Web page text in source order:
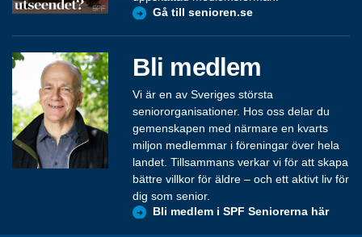
Gå till senioren.se
Bli medlem
Vi är en av Sveriges största
seniororganisationer. Hos oss delar du
gemenskapen med närmare en kvarts
miljon medlemmar i föreningar över hela
landet. Tillsammans verkar vi för att skapa
bättre villkor för äldre – och ett aktivt liv för
dig som senior.
Bli medlem i SPF Seniorerna här